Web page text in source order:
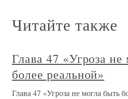
Читайте также
Глава 47 «Угроза не
более реальной»
Глава 47 «Угроза не могла быть